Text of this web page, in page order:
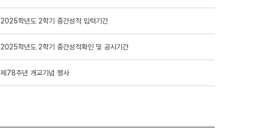
2025학년도 2학기 중간성적 입력기간
2025학년도 2학기 중간성적확인 및 공시기간
제78주년 개교기념 행사